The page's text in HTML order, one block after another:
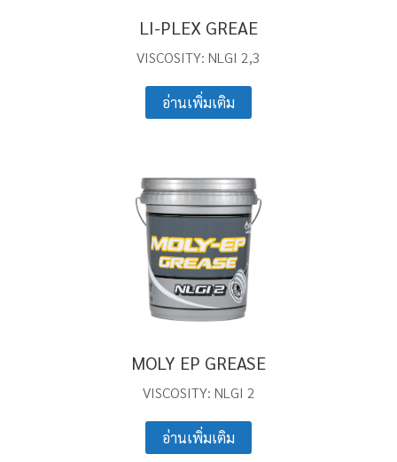
LI-PLEX GREAE
VISCOSITY: NLGI 2,3
อ่านเพิ่มเติม
MOLY EP GREASE
VISCOSITY: NLGI 2
อ่านเพิ่มเติม